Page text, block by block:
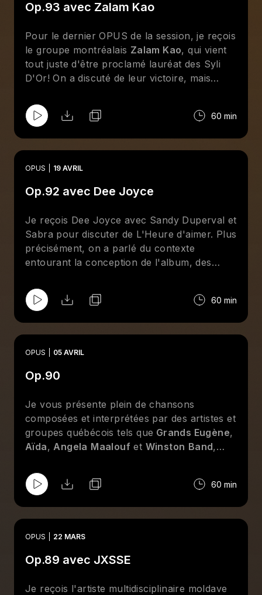
Op.93 avec Zalam Kao
Pour le dernier OPUS de la session, je reçois
le groupe montréalais Zalam Kao, qui vient
tout juste d'être proclamé lauréat des Syli
D'Or! On a discuté de leur victoire, mais
et collègues ainsi que de la conception de
leur album sorti en octobre 2025,
Tou Lumin.
60 min
OPUS 19 AVRIL
Op.92 avec Dee Joyce
Je reçois Dee Joyce avec Sandy Duperval et
Sabra pour discuter de L'Heure d'aimer. Plus
précisément, on a parlé du contexte
entourant la conception de l'album, des
lignes du projet et de l'impact positif que Dee
Joyce a sur Sabra et Sandy.
60 min
OPUS 05 AVRIL
Op.90
Je vous présente plein de chansons
composées et interprétées par des artistes et
groupes québécois tels que Grands Eugène,
Aïda,Angela Maalouf et Winston Band,
60 min
OPUS 22 MARS
Op.89 avec JXSSE
Je reçois l'artiste multidisciplinaire moldave